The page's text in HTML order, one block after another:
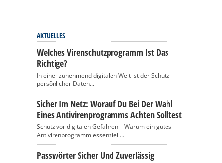
AKTUELLES
Welches Virenschutzprogramm Ist Das
Richtige?
In einer zunehmend digitalen Welt ist der Schutz
persönlicher Daten...
Sicher Im Netz: Worauf Du Bei Der Wahl
Eines Antivirenprogramms Achten Solltest
Schutz vor digitalen Gefahren – Warum ein gutes
Antivirenprogramm essenziell...
Passwörter Sicher Und Zuverlässig